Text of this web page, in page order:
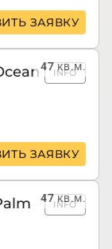
ЗАЯВКУ
47кв.м.
INFO
ЗАЯВКУ
47кв.м.
INFO